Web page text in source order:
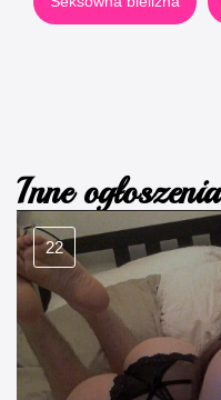
Inne ogłoszenia
22